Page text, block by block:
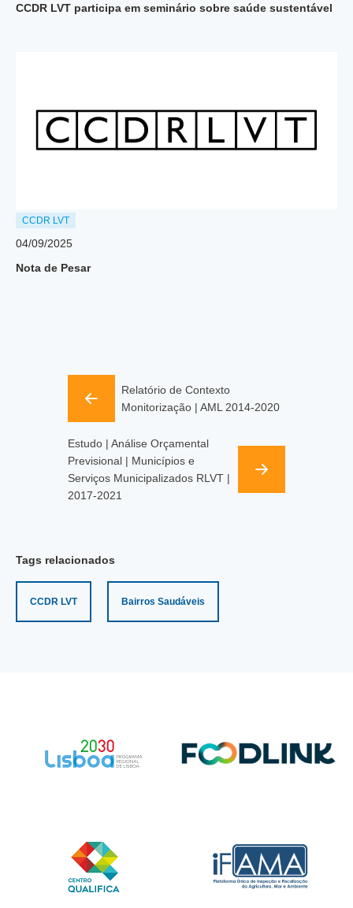
CCDR LVT participa em seminário sobre saúde sustentável
CCDR LVT
04/09/2025
Nota de Pesar
Relatório de Contexto
Monitorização | AML 2014-2020
Estudo | Análise Orçamental
Previsional | Municípios e
Serviços Municipalizados RLVT |
2017-2021
Tags relacionados
CCDR LVT Bairros Saudáveis